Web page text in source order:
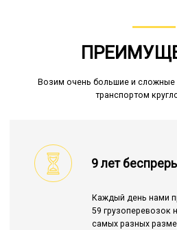
Возим очень большие и
транспортом
9 лет
Каждый день нами
59 грузоперевозок
самых разных